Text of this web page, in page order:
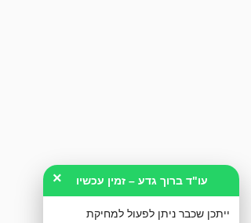
עו"ד ברוך גדע – זמין עכשיו ×
ייתכן שכבר ניתן לפעול למחיקת